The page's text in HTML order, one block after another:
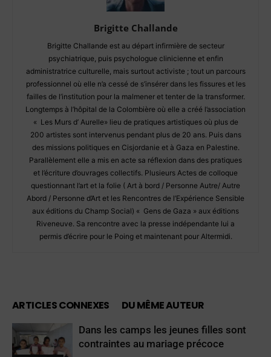
Brigitte Challande
Brigitte Challande est au départ infirmière de secteur
psychiatrique, puis psychologue clinicienne et enfin
administratrice culturelle, mais surtout activiste ; tout un parcours
professionnel où elle n’a cessé de s’insérer dans les fissures et les
failles de l’institution pour la malmener et tenter de la transformer.
Longtemps à l’hôpital de la Colombière où elle a créé l’association
« Les Murs d’ Aurelle» lieu de pratiques artistiques où plus de
200 artistes sont intervenus pendant plus de 20 ans. Puis dans
des missions politiques en Cisjordanie et à Gaza en Palestine.
Parallèlement elle a mis en acte sa réflexion dans des pratiques
et l’écriture d’ouvrages collectifs. Plusieurs Actes de colloque
questionnant l’art et la folie ( Art à bord / Personne Autre/ Autre
Abord / Personne d’Art et les Rencontres de l’Expérience Sensible
aux éditions du Champ Social) « Gens de Gaza » aux éditions
Riveneuve. Sa rencontre avec la presse indépendante lui a
permis d’écrire pour le Poing et maintenant pour Altermidi.
ARTICLES CONNEXES DU MÊME AUTEUR
Dans les camps les jeunes filles sont
contraintes au mariage précoce